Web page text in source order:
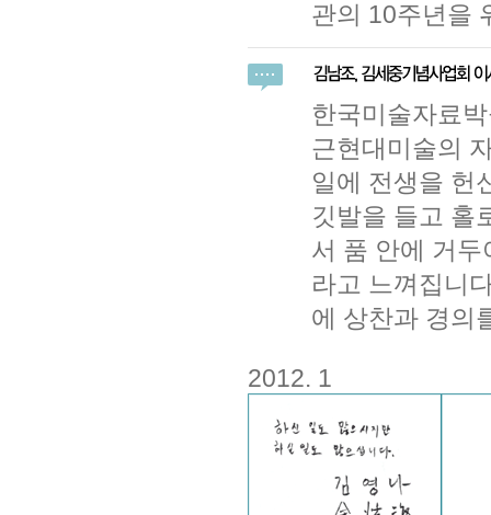
관의 10주년을
한국미술자료
근현대미술의
일에 전생을 헌
깃발을 들고 홀
서 품 안에 거
라고 느껴집니
에 상찬과 경의
2012. 1